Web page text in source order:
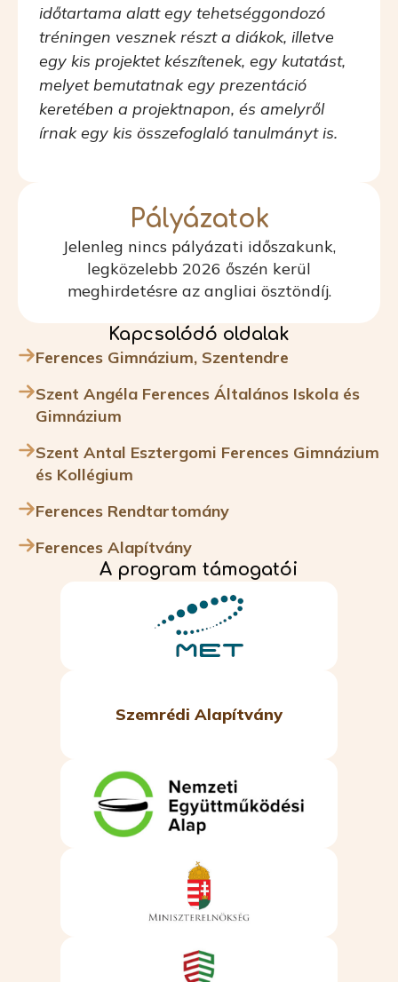
időtartama alatt egy tehetséggondozó
tréningen vesznek részt a diákok, illetve
egy kis projektet készítenek, egy kutatást,
melyet bemutatnak egy prezentáció
keretében a projektnapon, és amelyről
írnak egy kis összefoglaló tanulmányt is.
Pályázatok
Jelenleg nincs pályázati időszakunk,
legközelebb 2026 őszén kerül
meghirdetésre az angliai ösztöndíj.
Kapcsolódó oldalak
Ferences Gimnázium, Szentendre
Szent Angéla Ferences Általános Iskola és
Gimnázium
Szent Antal Esztergomi Ferences Gimnázium
és Kollégium
Ferences Rendtartomány
Ferences Alapítvány
A program támogatói
Szemrédi Alapítvány